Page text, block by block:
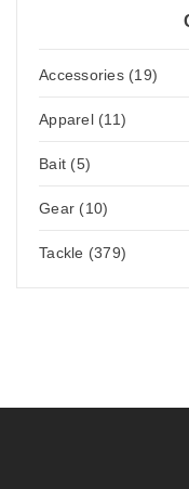
Accessories (19)
Apparel (11)
Bait (5)
Gear (10)
Tackle (379)